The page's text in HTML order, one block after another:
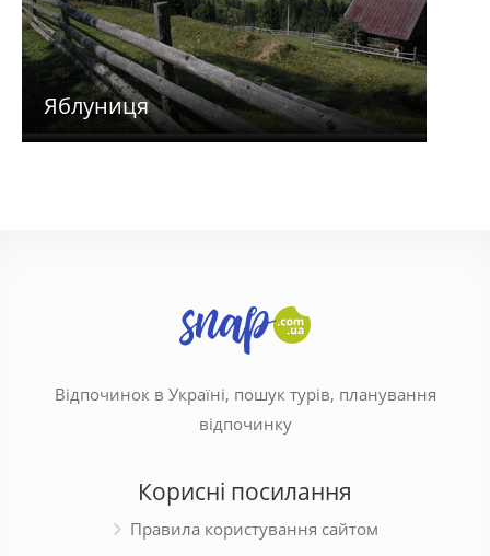
Яблуниця
Відпочинок в Україні, пошук турів, планування
відпочинку
Корисні посилання
Правила користування сайтом